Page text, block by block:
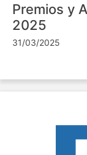
Premios y
2025
31/03/2025